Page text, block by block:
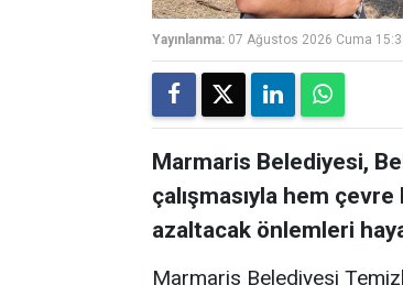
Yayınlanma: 07 Ağustos 2026 Cuma
Marmaris Belediyesi,
çalışmasıyla hem
azaltacak önlemleri
Marmaris Belediyesi